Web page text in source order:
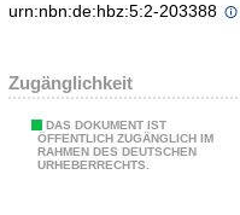
urn:nbn:de:hbz:5:2-203388
Zugänglichkeit
DAS DOKUMENT IST
ÖFFENTLICH ZUGÄNGLICH IM
RAHMEN DES DEUTSCHEN
URHEBERRECHTS.